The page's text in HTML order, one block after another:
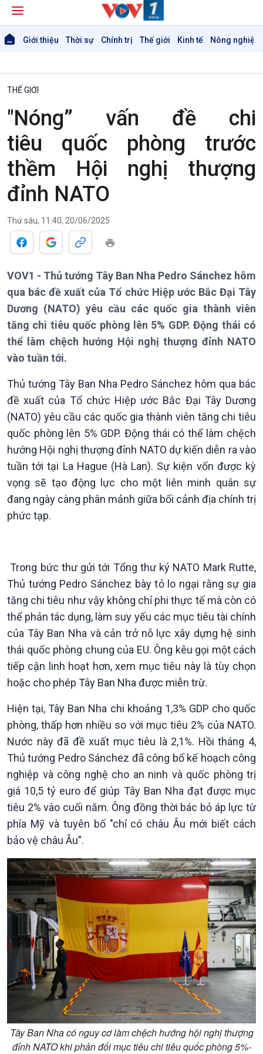
Giới thiệu Thời sự Chính trị Thế giới Kinh tế Nông nghiệp
Giới thiệu
Thời sự
Thời sự 6h
Thời sự 21h30
Bản tin
Theo dòng Thời sự
Chính trị
Tin Chính trị
Chính phủ với người dân
Quốc hội với cử tri
Xây dựng đảng
Đảng trong cuộc sống
Nhận diện sự thật
Pháp luật và đời sống
Thế giới
Tin thế giới
Vấn đề quốc tế
Hồ sơ sự kiện quốc tế
Thế giới & Việt Nam
Biên cương - Một dải vững
bền
Kinh tế
Tin Kinh tế
Trước giờ mở cửa
Dòng chảy Kinh tế
Sức sống hàng Việt
Khởi nghiệp
Nông nghiệp & Biển đảo
Tin Nông nghiệp & Biển
Mùa vàng
Biển đảo Việt Nam
Tâm tình biên giới và hải
THẾ GIỚI
"Nóng” vấn đề chi
tiêu quốc phòng trước
thềm Hội nghị thượng
đỉnh NATO
Thứ sáu, 11:40, 20/06/2025
VOV1 - Thủ tướng Tây Ban Nha Pedro Sánchez hôm
qua bác đề xuất của Tổ chức Hiệp ước Bắc Đại Tây
Dương (NATO) yêu cầu các quốc gia thành viên
tăng chi tiêu quốc phòng lên 5% GDP. Động thái có
thể làm chệch hướng Hội nghị thượng đỉnh NATO
vào tuần tới.
Thủ tướng Tây Ban Nha Pedro Sánchez hôm qua bác
đề xuất của Tổ chức Hiệp ước Bắc Đại Tây Dương
(NATO) yêu cầu các quốc gia thành viên tăng chi tiêu
quốc phòng lên 5% GDP. Động thái có thể làm chệch
hướng Hội nghị thượng đỉnh NATO dự kiến diễn ra vào
tuần tới tại La Hague (Hà Lan). Sự kiện vốn được kỳ
vọng sẽ tạo động lực cho một liên minh quân sự
đang ngày càng phân mảnh giữa bối cảnh địa chính trị
phức tạp.
Trong bức thư gửi tới Tổng thư ký NATO Mark Rutte,
Thủ tướng Pedro Sánchez bày tỏ lo ngại rằng sự gia
tăng chi tiêu như vậy không chỉ phi thực tế mà còn có
thể phản tác dụng, làm suy yếu các mục tiêu tài chính
của Tây Ban Nha và cản trở nỗ lực xây dựng hệ sinh
thái quốc phòng chung của EU. Ông kêu gọi một cách
tiếp cận linh hoạt hơn, xem mục tiêu này là tùy chọn
hoặc cho phép Tây Ban Nha được miễn trừ.
Hiện tại, Tây Ban Nha chi khoảng 1,3% GDP cho quốc
phòng, thấp hơn nhiều so với mục tiêu 2% của NATO.
Nước này đã đề xuất mục tiêu là 2,1%. Hồi tháng 4,
Thủ tướng Pedro Sánchez đã công bố kế hoạch công
nghiệp và công nghệ cho an ninh và quốc phòng trị
giá 10,5 tỷ euro để giúp Tây Ban Nha đạt được mục
tiêu 2% vào cuối năm. Ông đồng thời bác bỏ áp lực từ
phía Mỹ và tuyên bố "chỉ có châu Âu mới biết cách
bảo vệ châu Âu”.
Tây Ban Nha có nguy cơ làm chệch hướng hội nghị thượng
đỉnh NATO khi phản đối mục tiêu chi tiêu quốc phòng 5%-